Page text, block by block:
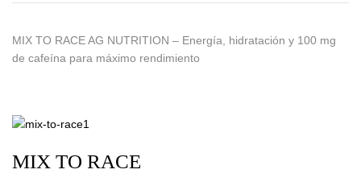
MIX TO RACE AG NUTRITION – Energía, hidratación y 100 mg
de cafeína para máximo rendimiento
MIX TO RACE